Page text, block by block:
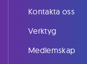
Kontakta oss
Verktyg
Medlemskap